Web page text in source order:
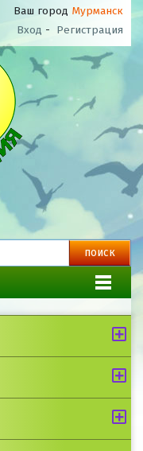
Ваш город Мурманск
Вход - Регистрация